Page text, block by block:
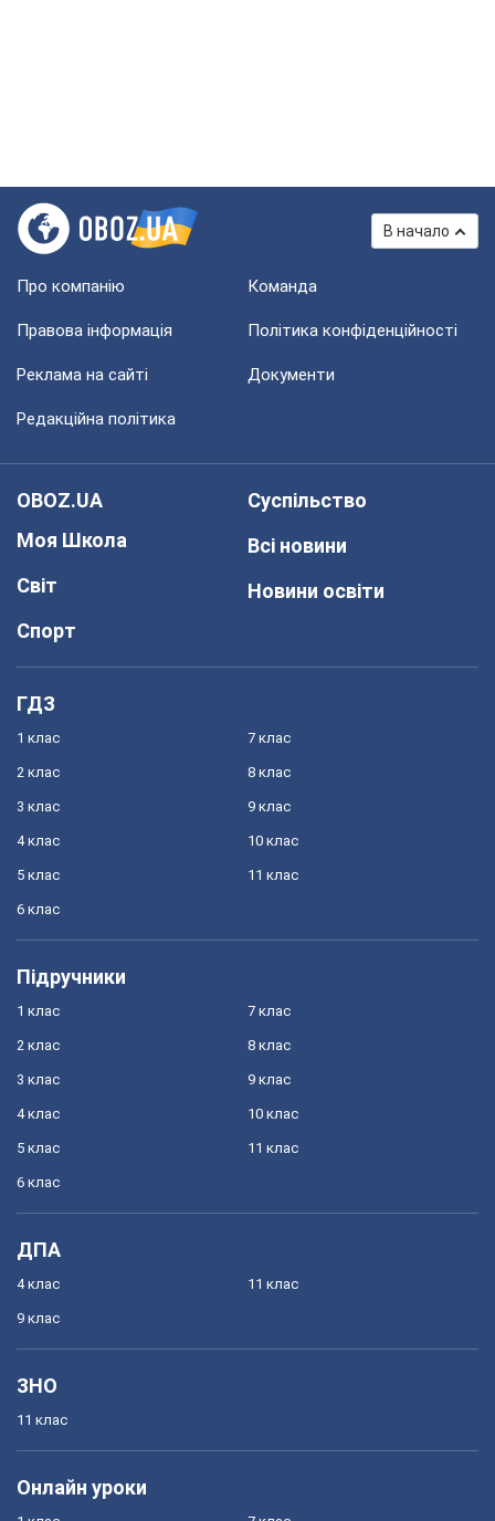
В начало
Про компанію Команда
Правова інформація Політика конфіденційності
Реклама на сайті Документи
Редакційна політика
OBOZ.UA
Моя Школа
Світ
Спорт
Суспільство
Всі новини
Новини освіти
ГДЗ
1 клас
2 клас
3 клас
4 клас
5 клас
6 клас
7 клас
8 клас
9 клас
10 клас
11 клас
Підручники
1 клас
2 клас
3 клас
4 клас
5 клас
6 клас
7 клас
8 клас
9 клас
10 клас
11 клас
ДПА
4 клас
9 клас
11 клас
ЗНО
11 клас
Онлайн уроки